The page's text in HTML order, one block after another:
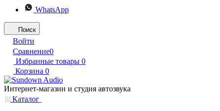
WhatsApp
Поиск
Войти
Сравнение0
Избранные товары 0
Корзина 0
Интернет-магазин и студия автозвука
Каталог